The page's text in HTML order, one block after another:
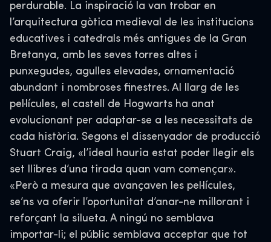
perdurable. La inspiració la van trobar en
l’arquitectura gòtica medieval de les institucions
educatives i catedrals més antigues de la Gran
Bretanya, amb les seves torres altes i
punxegudes, agulles elevades, ornamentació
abundant i nombroses finestres. Al llarg de les
pel·lícules, el castell de Hogwarts ha anat
evolucionant per adaptar-se a les necessitats de
cada història. Segons el dissenyador de producció
Stuart Craig, «l’ideal hauria estat poder llegir els
set llibres d’una tirada quan vam començar».
«Però a mesura que avançaven les pel·lícules,
se’ns va oferir l’oportunitat d’anar-ne millorant i
reforçant la silueta. A ningú no semblava
importar-li; el públic semblava acceptar que tot